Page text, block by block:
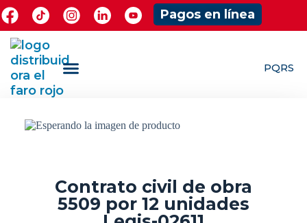
Pagos en línea
PQRS
Contrato civil de obra
5509 por 12 unidades